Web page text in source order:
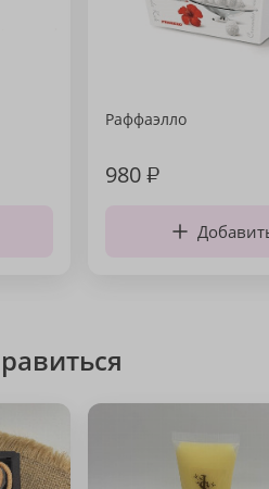
Раффаэлло
980₽